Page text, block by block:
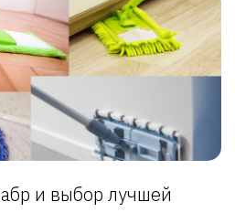
и выбор лучшей